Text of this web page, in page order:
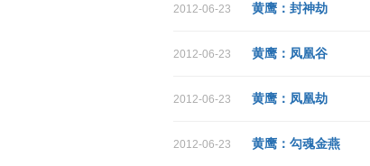
2012-06-23 黄鹰：封神劫
2012-06-23 黄鹰：凤凰谷
2012-06-23 黄鹰：凤凰劫
2012-06-23 黄鹰：勾魂金燕